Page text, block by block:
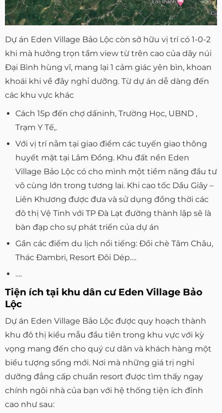
Dự án Eden Village Bảo Lộc còn sở hữu vị trí có 1-0-2
khi mà hưởng trọn tầm view từ trên cao của dãy núi
Đại Bình hùng vĩ, mang lại 1 cảm giác yên bìn, khoan
khoái khi về đây nghỉ dưỡng. Từ dự án dễ dàng đến
các khu vực khác
Cách 15p đến chợ dấninh, Trường Học, UBND ,
Trạm Y Tế,.
Với vị trí nằm tại giao điểm các tuyến giao thông
huyết mặt tại Lâm Đồng. Khu đất nền Eden
Village Bảo Lộc có cho mình một tiềm năng đầu tư
vô cùng lớn trong tương lai. Khi cao tốc Dầu Giây –
Liên Khương được đưa và sử dụng đồng thời các
đô thị Vệ Tinh với TP Đà Lạt đường thành lập sẽ là
bàn đạp cho sự phát triển của dự án
Gần các điểm du lịch nổi tiếng: Đồi chè Tâm Châu,
Thác Đambri, Resort Đôi Dép….
….
Tiện ích tại khu dân cư Eden Village Bảo
Lộc
Dự án Eden Village Bảo Lộc được quy hoạch thành
khu đô thị kiểu mẫu đầu tiên trong khu vực với kỳ
vọng mang đến cho quý cư dân và khách hàng một
biểu tượng sống mới. Nơi mà những giá trị nghỉ
dưỡng đẳng cấp chuẩn resort được tìm thấy ngay
chính ngôi nhà của bạn với hệ thống tiện ích đỉnh
cao như sau: